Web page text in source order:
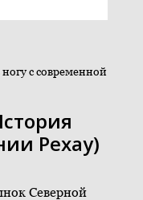
с современной
Рехау)
Северной